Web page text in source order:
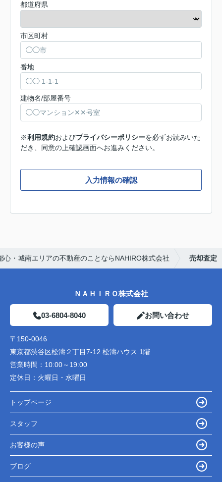
都道府県
市区町村
番地
建物名/部屋番号
※利用規約およびプライバシーポリシーを必ずお読みいた
だき、同意の上確認画面へお進みください。
入力情報の確認
心・城南エリアの不動産のことならNAHIRO株式会社 売却査定
ＮＡＨＩＲＯ株式会社
03-6804-8040 お問い合わせ
〒150-0046
東京都渋谷区松濤２丁目7-12 松濤ハウス 1階
営業時間： 10:00～19:00
定休日： 火曜日・水曜日
トップページ
スタッフ
お客様の声
ブログ